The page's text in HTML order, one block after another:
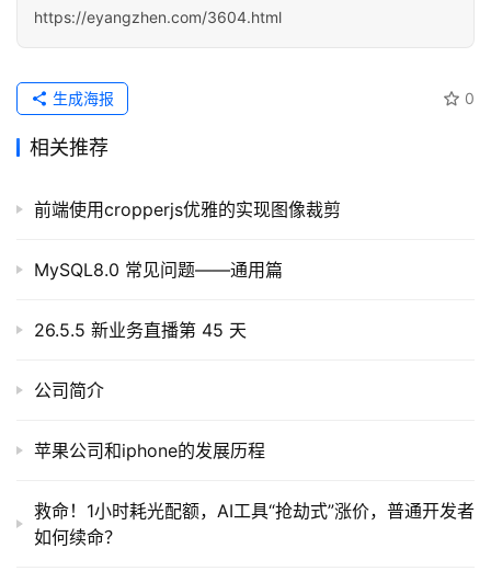
提
示
开
源
码
常
链
https://eyangzhen.com/3604.html
0
生成海报
相关推荐
前端使用cropperjs优雅的实现图像裁剪
MySQL8.0 常见问题——通用篇
26.5.5 新业务直播第 45 天
公司简介
苹果公司和iphone的发展历程
救命！1小时耗光配额，AI工具“抢劫式”涨价，普通开发者
如何续命？